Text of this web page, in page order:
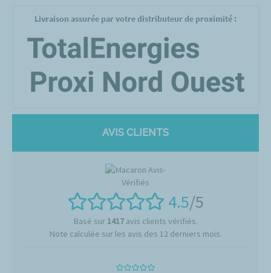
Livraison assurée par votre distributeur de proximité :
AVIS CLIENTS
4.5/5
Basé sur 1417avis clients vérifiés.
Note calculée sur les avis des 12 derniers mois.